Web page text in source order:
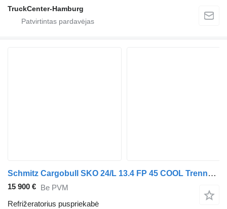
TruckCenter-Hamburg
Schmitz Cargobull SKO 24/L 13.4 FP 45 COOL Trennwand mit Doppelverdampfer / Thermo
15 900 € Be PVM
Refrižeratorius puspriekabė